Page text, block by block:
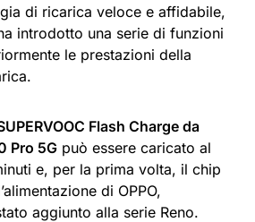
di ricarica veloce e affidabile,
introdotto una serie di funzioni
le prestazioni della
Flash Charge da
Pro 5G può essere caricato al
e, per la prima volta, il chip
di OPPO,
aggiunto alla serie Reno.